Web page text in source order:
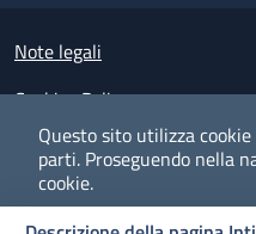
Questo sito utilizza
parti. Proseguendo nella
cookie.
Small prints
Note legali
Cookies Policy
Policy privacy e protezione
Albo pretorio on-line